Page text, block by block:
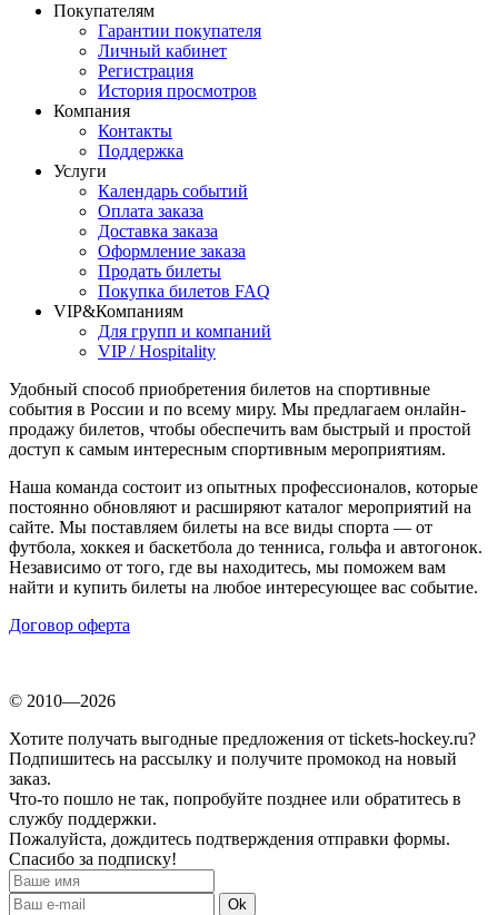
Покупателям
Гарантии покупателя
Личный кабинет
Регистрация
История просмотров
Компания
Контакты
Поддержка
Услуги
Календарь событий
Оплата заказа
Доставка заказа
Оформление заказа
Продать билеты
Покупка билетов FAQ
VIP&Компаниям
Для групп и компаний
VIP / Hospitality
Удобный способ приобретения билетов на спортивные
события в России и по всему миру. Мы предлагаем онлайн-
продажу билетов, чтобы обеспечить вам быстрый и простой
доступ к самым интересным спортивным мероприятиям.
Наша команда состоит из опытных профессионалов, которые
постоянно обновляют и расширяют каталог мероприятий на
сайте. Мы поставляем билеты на все виды спорта — от
футбола, хоккея и баскетбола до тенниса, гольфа и автогонок.
Независимо от того, где вы находитесь, мы поможем вам
найти и купить билеты на любое интересующее вас событие.
Договор оферта
© 2010—2026
Хотите получать выгодные предложения от tickets-hockey.ru?
Подпишитесь на рассылку и получите промокод на новый
заказ.
Что-то пошло не так, попробуйте позднее или обратитесь в
службу поддержки.
Пожалуйста, дождитесь подтверждения отправки формы.
Спасибо за подписку!
Ok